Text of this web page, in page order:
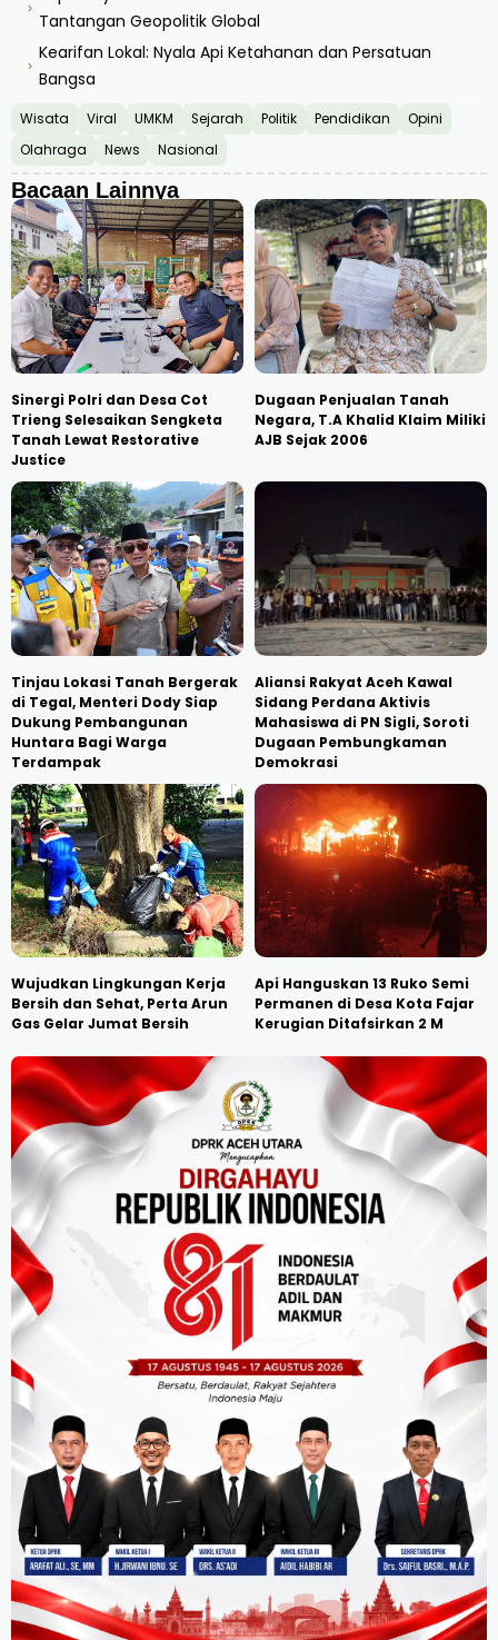
›
Tantangan Geopolitik Global
›
Kearifan Lokal: Nyala Api Ketahanan dan Persatuan
Bangsa
Wisata Viral UMKM Sejarah Politik Pendidikan
Opini
Olahraga
News Nasional
Bacaan Lainnya
Sinergi Polri dan Desa Cot
Trieng Selesaikan Sengketa
Tanah Lewat Restorative
Justice
Dugaan Penjualan Tanah
Negara, T.A Khalid Klaim Miliki
AJB Sejak 2006
Tinjau Lokasi Tanah Bergerak
di Tegal, Menteri Dody Siap
Dukung Pembangunan
Huntara Bagi Warga
Terdampak
Aliansi Rakyat Aceh Kawal
Sidang Perdana Aktivis
Mahasiswa di PN Sigli, Soroti
Dugaan Pembungkaman
Demokrasi
Wujudkan Lingkungan Kerja
Bersih dan Sehat, Perta Arun
Gas Gelar Jumat Bersih
Api Hanguskan 13 Ruko Semi
Permanen di Desa Kota Fajar
Kerugian Ditafsirkan 2 M